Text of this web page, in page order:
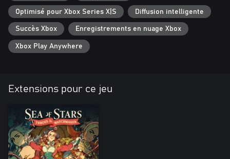
Optimisé pour Xbox Series X|S Diffusion intelligente
Succès Xbox Enregistrements en nuage Xbox
Xbox Play Anywhere
Extensions pour ce jeu